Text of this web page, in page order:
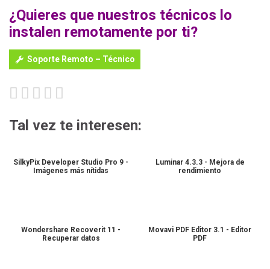
¿Quieres que nuestros técnicos lo
instalen remotamente por ti?
Soporte Remoto – Técnico
Tal vez te interesen:
SilkyPix Developer Studio Pro 9 -
Imágenes más nítidas
Luminar 4.3.3 - Mejora de
rendimiento
Wondershare Recoverit 11 -
Recuperar datos
Movavi PDF Editor 3.1 - Editor
PDF